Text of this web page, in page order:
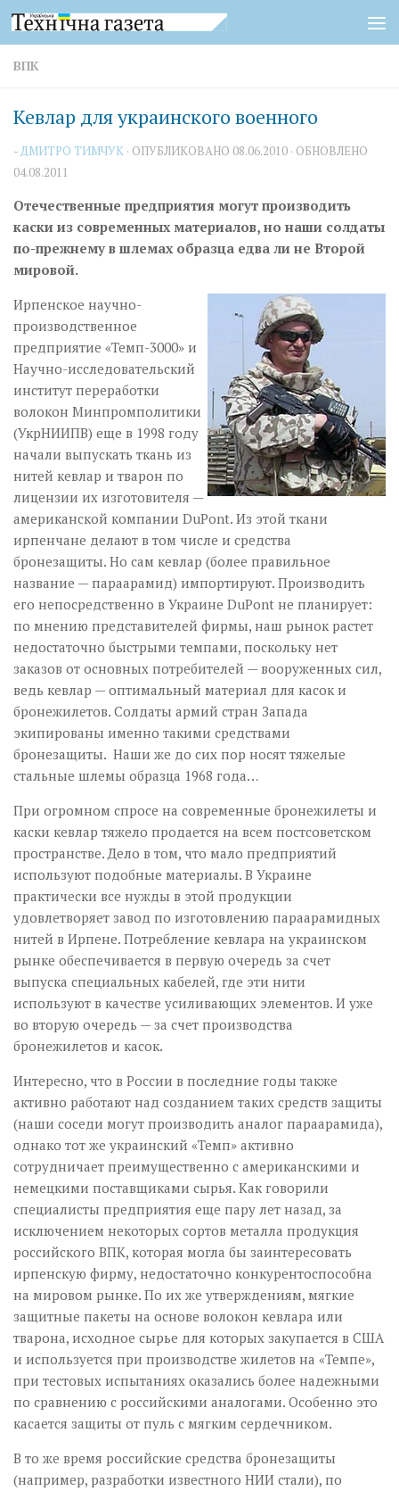
Перейти к содержимому
ВПК
Кевлар для украинского военного
-ДМИТРО ТИМЧУК · ОПУБЛИКОВАНО 08.06.2010 · ОБНОВЛЕНО
04.08.2011
Отечественные предприятия могут производить
каски из современных материалов, но наши солдаты
по-прежнему в шлемах образца едва ли не Второй
мировой.
Ирпенское научно-
производст­­­­­венное
предприятие «Темп-3000» и
Научно-исследова­тельский
институт переработки
волокон Минпромполитики
(Укр­НИИПВ) еще в 1998 году
начали выпускать ткань из
нитей кевлар и тварон по
лицензии их изготовителя —
американской компании DuPont. Из этой ткани
ирпенчане делают в том числе и средства
бронезащиты. Но сам кевлар (более правильное
название — параарамид) импортируют. Производить
его непосредственно в Украине DuPont не планирует:
по мнению представителей фирмы, наш рынок растет
недостаточно быстрыми темпами, поскольку нет
заказов от основных потребителей — вооруженных сил,
ведь кевлар — оптимальный материал для касок и
бронежилетов. Солдаты армий стран Запада
экипированы именно такими средствами
бронезащиты. Наши же до сих пор носят тяжелые
стальные шлемы образца 1968 года…
При огромном спросе на современные бронежилеты и
каски кевлар тяжело продается на всем постсоветском
пространстве. Дело в том, что мало предприятий
используют подобные материалы. В Украине
практически все нужды в этой продукции
удовлетворяет завод по изготовлению параарамидных
нитей в Ирпене. Потребление кевлара на украинском
рынке обеспечивается в первую очередь за счет
выпуска специальных кабелей, где эти нити
используют в качестве усиливающих элементов. И уже
во вторую очередь — за счет производства
бронежилетов и касок.
Интересно, что в России в последние годы также
активно работают над созданием таких средств защиты
(наши соседи могут производить аналог пара­арамида),
однако тот же украинский «Темп» активно
сотрудничает преимущественно с американскими и
немецкими поставщиками сырья. Как говорили
специалисты предприятия еще пару лет назад, за
исключением некоторых сортов металла продукция
российского ВПК, которая могла бы заинтересовать
ирпенскую фирму, недостаточно конкурентоспособна
на мировом рынке. По их же утверждениям, мягкие
защитные пакеты на основе волокон кевлара или
тварона, исходное сырье для которых закупается в США
и используется при производстве жилетов на «Темпе»,
при тестовых испытаниях оказались более надежными
по сравнению с российскими аналогами. Особенно это
касается защиты от пуль с мягким сердечником.
В то же время российские средства бронезащиты
(например, разработки известного НИИ стали), по